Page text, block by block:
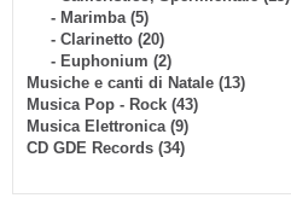
- Marimba (5)
- Clarinetto (20)
- Euphonium (2)
Musiche e canti di Natale (13)
Musica Pop - Rock (43)
Musica Elettronica (9)
CD GDE Records (34)